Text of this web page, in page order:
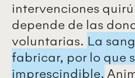
intervenciones
depende de las
voluntarias. La
fabricar, por lo que
imprescindible.